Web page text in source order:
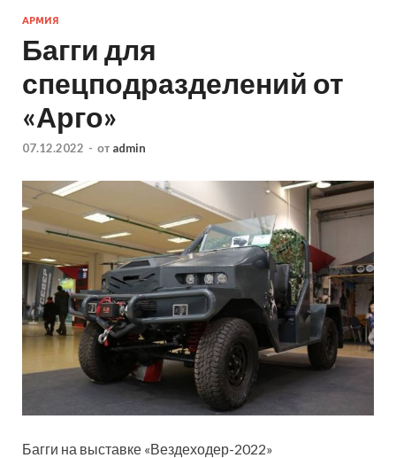
АРМИЯ
Багги для
спецподразделений от
«Арго»
07.12.2022 - от admin
Багги на выставке «Вездеходер-2022»